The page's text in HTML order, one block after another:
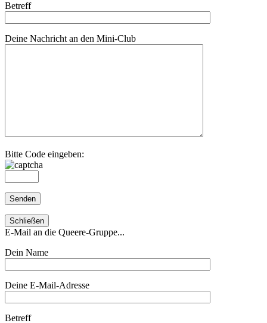
Betreff
Deine Nachricht an den Mini-Club
Bitte Code eingeben:
Schließen
E-Mail an die Queere-Gruppe...
Dein Name
Deine E-Mail-Adresse
Betreff